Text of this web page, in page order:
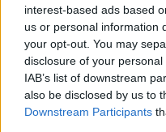
interest-based ads based
us or personal information
your opt-out. You may
disclosure of your
IAB’s list of downstream
also be disclosed by us to
Downstream Participants
A fiatal versenyző
megrendezésre
az új munkaadója